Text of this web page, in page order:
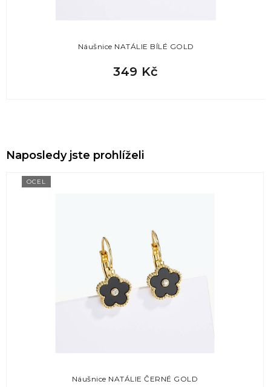
Náušnice NATÁLIE BÍLÉ GOLD
349 Kč
Naposledy jste prohlíželi
OCEL
Náušnice NATÁLIE ČERNÉ GOLD